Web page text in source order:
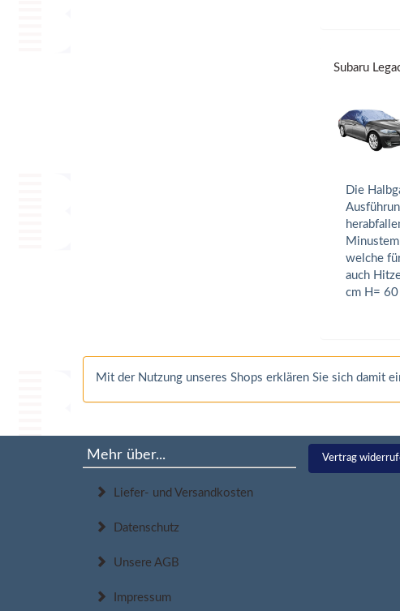
Subaru
Die
welche
auch
cm H= 60
Mit der Nutzung unseres Shops erklären Sie sich damit
Mehr über...
Liefer- und Versandkosten
Datenschutz
Unsere AGB
Impressum
Vertrag